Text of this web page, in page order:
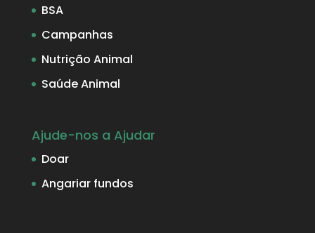
BSA
Campanhas
Nutrição Animal
Saúde Animal
Ajude-nos a Ajudar
Doar
Angariar fundos